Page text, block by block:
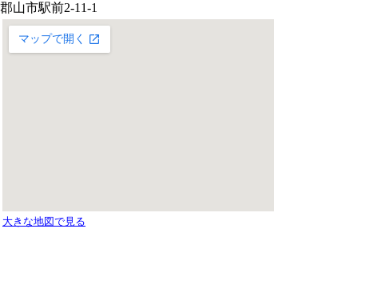
郡山市駅前2-11-1
大きな地図で見る